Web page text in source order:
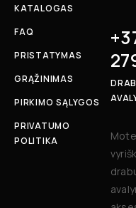
KATALOGAS
FAQ
PRISTATYMAS
GRĄŽINIMAS
PIRKIMO SĄLYGOS
PRIVATUMO
POLITIKA